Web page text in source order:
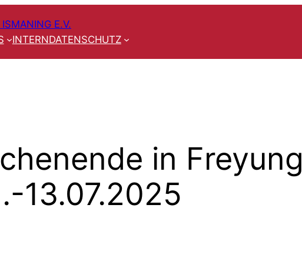
E.V.
INTERNDATENSCHUTZ
in Freyung
13.07.2025